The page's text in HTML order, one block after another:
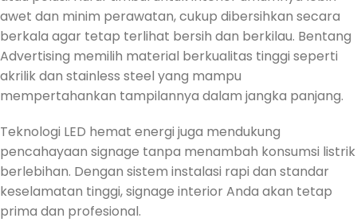
awet dan minim perawatan, cukup dibersihkan secara
berkala agar tetap terlihat bersih dan berkilau. Bentang
Advertising memilih material berkualitas tinggi seperti
akrilik dan stainless steel yang mampu
mempertahankan tampilannya dalam jangka panjang.
Teknologi LED hemat energi juga mendukung
pencahayaan signage tanpa menambah konsumsi listrik
berlebihan. Dengan sistem instalasi rapi dan standar
keselamatan tinggi, signage interior Anda akan tetap
prima dan profesional.